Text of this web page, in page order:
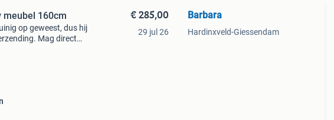
meubel 160cm
op geweest, dus hij
Mag direct
€ 285,00
29 jul 26
Barbara
Hardinxveld-Giessendam